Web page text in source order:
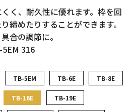
く、耐久性に優れます。枠を回
締めたりすることができます。
合の調節に。
316
TB-5EM TB-6E TB-8E
TB-16E TB-19E